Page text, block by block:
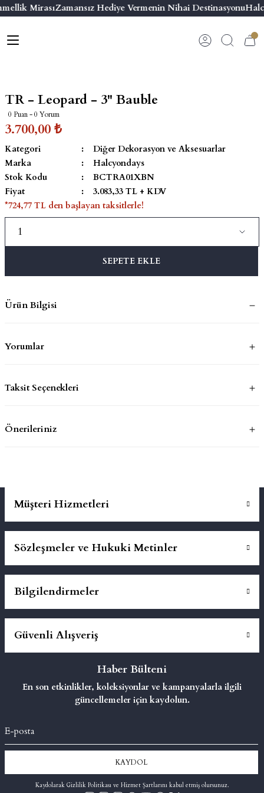
MirasıZamansız Hediye Vermenin Nihai Destinasyonu
Geri Dön
Geri Dön
ve Aksesuarlar
Mum
Geri Dön
Geri Dön
Seriler
Elephant
TR - Leopard - 3'' Bauble
0 Puan - 0 Yorum
3.700,00 ₺
Kategori
Diğer Dekorasyon ve Aksesuarlar
Marka
Halcyondays
Stok Kodu
BCTRA01XBN
Fiyat
3.083,33 TL + KDV
*724,77 TL den başlayan taksitlerle!
SEPETE EKLE
Ürün Bilgisi
Yorumlar
Taksit Seçenekleri
Önerileriniz
Müşteri Hizmetleri
Sözleşmeler ve Hukuki Metinler
Bilgilendirmeler
Güvenli Alışveriş
Haber Bülteni
En son etkinlikler, koleksiyonlar ve kampanyalarla ilgili
güncellemeler için kaydolun.
KAYDOL
Kaydolarak Gizlilik Politikası ve Hizmet Şartlarını kabul etmiş olursunuz.